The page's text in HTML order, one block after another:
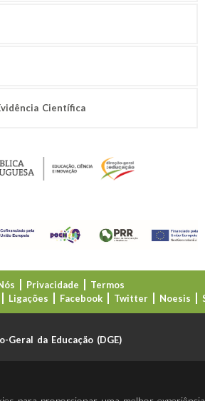
Científica
Privacidade
Termos
Ligações Facebook Twitter Noesis
Geral da Educação (DGE)